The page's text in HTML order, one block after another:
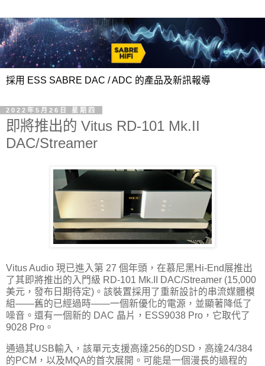
採用 ESS SABRE DAC / ADC 的產品及新訊報導
2022年5月26日 星期四
即將推出的 Vitus RD-101 Mk.II
DAC/Streamer
Vitus Audio 現已進入第 27 個年頭，在慕尼黑Hi-End展推出
了其即將推出的入門級 RD-101 Mk.II DAC/Streamer (15,000
美元，發布日期待定)。該裝置採用了重新設計的串流媒體模
組——舊的已經過時——一個新優化的電源，並顯著降低了
噪音。還有一個新的 DAC 晶片，ESS9038 Pro，它取代了
9028 Pro。
通過其USB輸入，該單元支援高達256的DSD，高達24/384
的PCM，以及MQA的首次展開。可能是一個漫長的過程的